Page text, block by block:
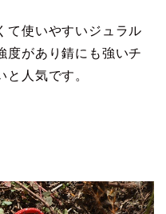
て使いやすいジュラル
度があり錆にも強いチ
と人気です。